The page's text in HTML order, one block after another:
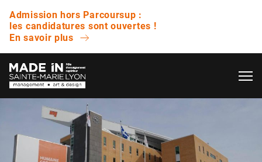
Admission hors Parcoursup :
les candidatures sont ouvertes !
En savoir plus
L’ÉCOLE
VIE ÉTUDIANTE
QUESTIONS FRÉQUENTES